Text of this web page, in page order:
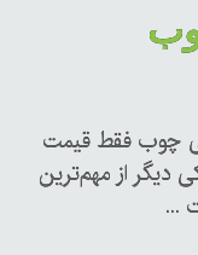
چوب فقط قیمت
از مهم‌ترین
...